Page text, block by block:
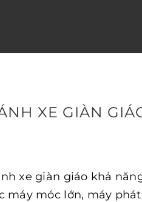
XE GIÀN
xe giàn giáo khả
máy móc lớn, máy